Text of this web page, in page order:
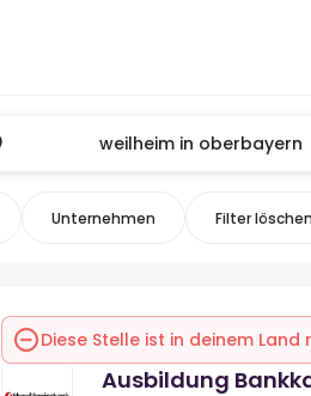
Unternehmen Filter löschen
Diese Stelle ist in deinem
Ausbildung